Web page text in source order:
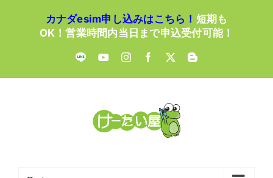
カナダesim申し込みはこちら！ 短期も
OK！営業時間内当日まで申込受付可能！
LINE YouTubeInstagramFacebook
X Blogger